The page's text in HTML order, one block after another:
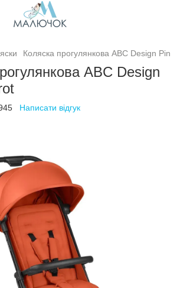
Коляска прогулянкова ABC Design Ping
ABC Design
Написати відгук